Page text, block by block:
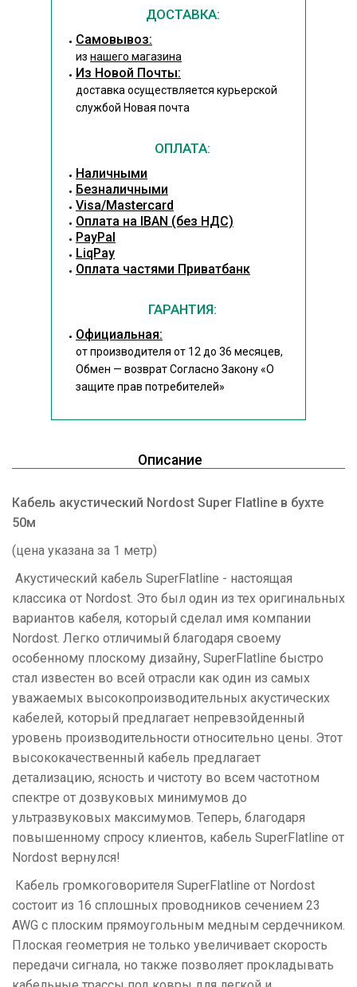
ДОСТАВКА:
Cамовывоз:
из нашего магазина
Из Новой Почты:
доставка осуществляется курьерской
службой Новая почта
ОПЛАТА:
Наличными
Безналичными
Visa/Mastercard
Оплата на IBAN (без НДС)
PayPal
LiqPay
Оплата частями Приватбанк
ГАРАНТИЯ:
Официальная:
от производителя от 12 до 36 месяцев,
Обмен — возврат Согласно Закону«О
защите прав потребителей»
Описание
Кабель акустический Nordost Super Flatline в бухте
50м
(цена указана за 1 метр)
Акустический кабель SuperFlatline - настоящая
классика от Nordost. Это был один из тех оригинальных
вариантов кабеля, который сделал имя компании
Nordost. Легко отличимый благодаря своему
особенному плоскому дизайну, SuperFlatline быстро
стал известен во всей отрасли как один из самых
уважаемых высокопроизводительных акустических
кабелей, который предлагает непревзойденный
уровень производительности относительно цены. Этот
высококачественный кабель предлагает
детализацию, ясность и чистоту во всем частотном
спектре от дозвуковых минимумов до
ультразвуковых максимумов. Теперь, благодаря
повышенному спросу клиентов, кабель SuperFlatline от
Nordost вернулся!
Кабель громкоговорителя SuperFlatline от Nordost
состоит из 16 сплошных проводников сечением 23
AWG с плоским прямоугольным медным сердечником.
Плоская геометрия не только увеличивает скорость
передачи сигнала, но также позволяет прокладывать